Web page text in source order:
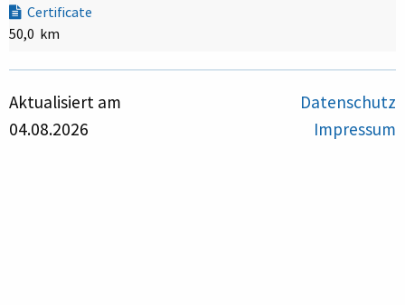
Certificate
50,0 km
Aktualisiert am
04.08.2026
Datenschutz
Impressum